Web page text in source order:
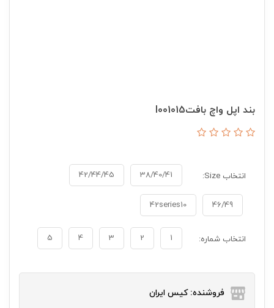
بند اپل واچ بافتI001015
انتخاب Size: 38/40/41
42/44/45
46/49
42series10
انتخاب شماره: 1
2
3
4
5
فروشنده: کیس ایران